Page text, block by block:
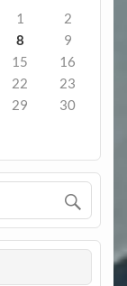
1
2
8
9
15
16
22
23
29
30